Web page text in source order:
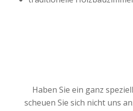
Haben Sie ein ganz
scheuen Sie sich nicht uns